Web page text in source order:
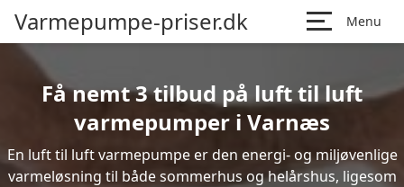
Varmepumpe-priser.dk Menu
Få nemt 3 tilbud på luft til luft
varmepumper i Varnæs
En luft til luft varmepumpe er den energi- og miljøvenlige
varmeløsning til både sommerhus og helårshus, ligesom